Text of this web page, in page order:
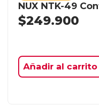
NUX NTK-49
$249.900
Añadir al carrito